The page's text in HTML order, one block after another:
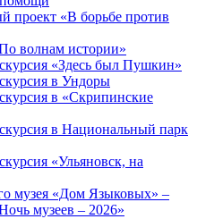
проект «В борьбе против
волнам истории»
«Здесь был Пушкин»
в Ундоры
в «Скрипинские
в Национальный парк
«Ульяновск, на
музея «Дом Языковых» –
музеев – 2026»